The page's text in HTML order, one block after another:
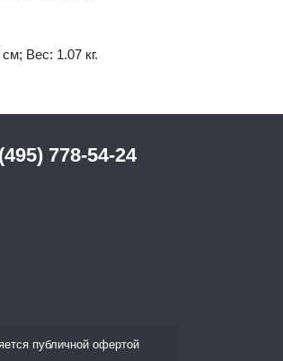
Вес: 1.07 кг.
778-54-24
публичной офертой